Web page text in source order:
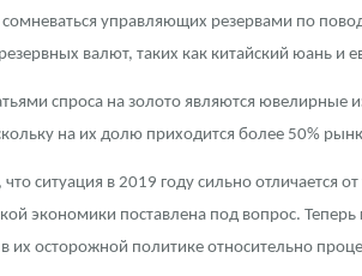
сомневаться управляющих резервами по
валют, таких как китайский юань и
спроса на золото являются ювелирные
на их долю приходится более 50%
ситуация в 2019 году сильно
экономики поставлена под вопрос.
их осторожной политике относительно